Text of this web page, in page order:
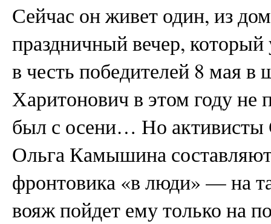
Сейчас он живет один, из
праздничный вечер, который
в честь победителей 8 мая
Харитонович в этом году не
был с осени… Но активисты
Ольга Камышина
фронтовика «в люди» — на
вояж пойдет ему только на